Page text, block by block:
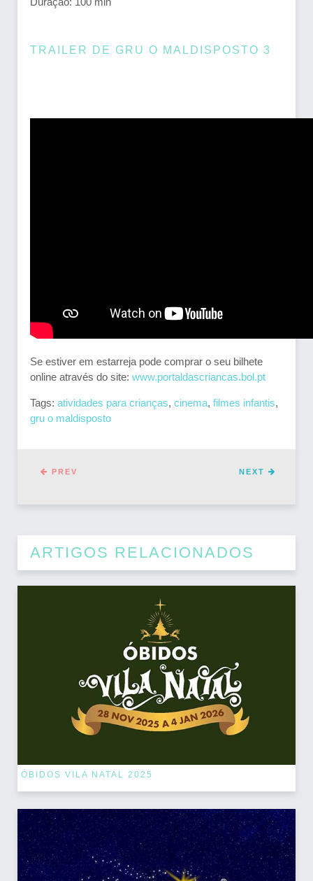
TRAILER DE GRU O MALDISPOSTO 3
Se estiver em estarreja pode comprar o seu bilhete
online através do site: www.portaldascriancas.bol.pt
Tags: atividades para crianças, cinema, filmes infantis,
gru o maldisposto
NEXT
PREV
ARTIGOS RELACIONADOS
ÓBIDOS VILA NATAL 2025